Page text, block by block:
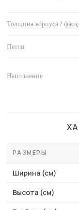
Толщина корпуса /
Петли
Наполнение
РАЗМЕРЫ
Ширина (см)
Высота (см)